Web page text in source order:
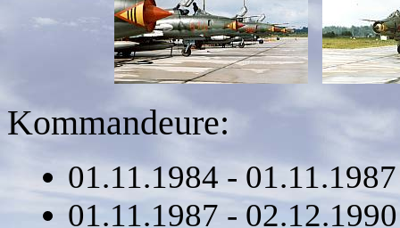
Kommandeure:
01.11.1984 -
01.11.1987 -